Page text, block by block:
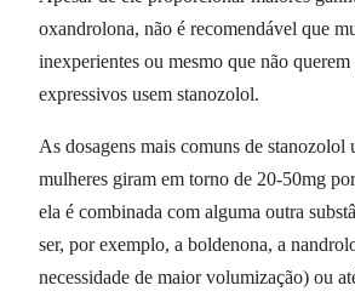
oxandrolona, não é recomendável que
inexperientes ou mesmo que não querem
expressivos usem stanozolol.
As dosagens mais comuns de stanozolol
mulheres giram em torno de 20-50mg
ela é combinada com alguma outra
ser, por exemplo, a boldenona, a
necessidade de maior volumização) ou